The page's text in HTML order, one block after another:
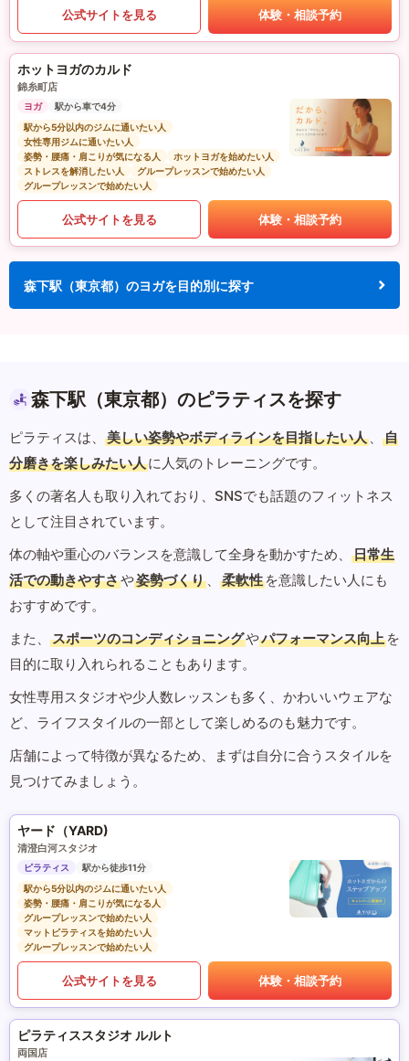
公式サイトを見る 体験・相談予約
ホットヨガのカルド
錦糸町店
ヨガ
駅から車で4分
駅から5分以内のジムに通いたい人
女性専用ジムに通いたい人
姿勢・腰痛・肩こりが気になる人
ホットヨガを始めたい人
ストレスを解消したい人
グループレッスンで始めたい人
グループレッスンで始めたい人
公式サイトを見る 体験・相談予約
森下駅（東京都）のヨガを目的別に探す
森下駅（東京都）のピラティスを探す
ピラティスは、 美しい姿勢やボディラインを目指したい人 、
自
分磨きを楽しみたい人に人気のトレーニングです。
多くの著名人も取り入れており、SNSでも話題のフィットネス
として注目されています。
体の軸や重心のバランスを意識して全身を動かすため、
日常生
活での動きやすさや姿勢づくり 、 柔軟性 を意識したい人にも
おすすめです。
また、
スポーツのコンディショニングやパフォーマンス向上 を
目的に取り入れられることもあります。
女性専用スタジオや少人数レッスンも多く、かわいいウェアな
ど、ライフスタイルの一部として楽しめるのも魅力です。
店舗によって特徴が異なるため、まずは自分に合うスタイルを
見つけてみましょう。
ヤード（YARD)
清澄白河スタジオ
ピラティス
駅から徒歩11分
駅から5分以内のジムに通いたい人
姿勢・腰痛・肩こりが気になる人
グループレッスンで始めたい人
マットピラティスを始めたい人
グループレッスンで始めたい人
公式サイトを見る 体験・相談予約
ピラティススタジオ ルルト
両国店